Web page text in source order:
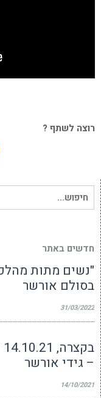
רוצה לשתף ?
חיפוש
עבור:
חדשים באתר
בסולם אורשר
31/03/2022
– גידי אורשר
14/10/2021